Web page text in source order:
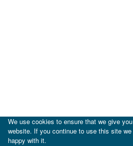
We use cookies to ensure that we give
website. If you continue to use this site
happy with it.